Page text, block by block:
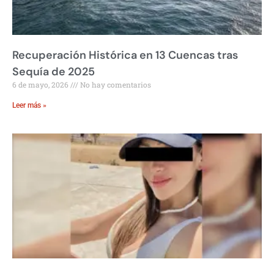
Recuperación Histórica en 13 Cuencas tras
Sequía de 2025
6 de mayo, 2026 No hay comentarios
Leer más »